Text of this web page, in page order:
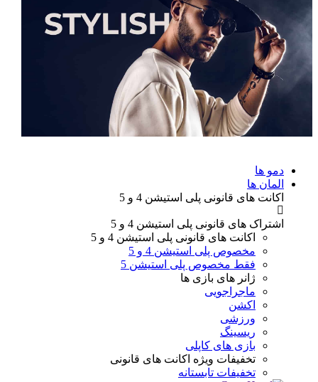
دمو ها
المان ها
اکانت های قانونی پلی استیشن 4 و 5
اشتراک های قانونی پلی استیشن 4 و 5
اکانت های قانونی پلی استیشن 4 و 5
مخصوص پلی استیشن 4 و 5
فقط مخصوص پلی استیشن 5
ژانر های بازی ها
ماجراجویی
اکشن
ورزشی
ریسینگ
بازی های کاپلی
تخفیفات ویژه اکانت های قانونی
تخفیفات تابستانه